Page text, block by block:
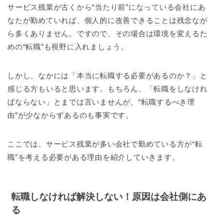
サービス残業が古くから“当たり前”になっている会社にあ
なたが勤めていれば、個人的に改善できることは残念なが
ら多くありません。ですので、その場合は環境を変えるた
めの“転職”も視野に入れましょう。
しかし、なかには「本当に転職する必要があるのか？」と
感じる方もいると思います。もちろん、「転職をしなけれ
ばならない」とまでは言いませんが、“転職するべき理
由”が少なからずあるのも事実です。
ここでは、サービス残業が多い会社で勤めている方が“転
職”を考える必要がある理由を紹介していきます。
転職しなければ解決しない！原因は会社側にあ
る